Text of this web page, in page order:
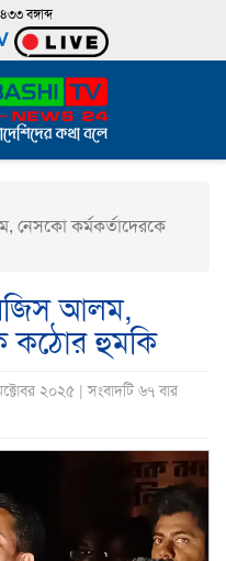
বঙ্গাব্দ
নেসকো কর্মকর্তাদেরকে
আলম,
কঠোর হুমকি
২০২৫ | সংবাদটি ৬৭ বার